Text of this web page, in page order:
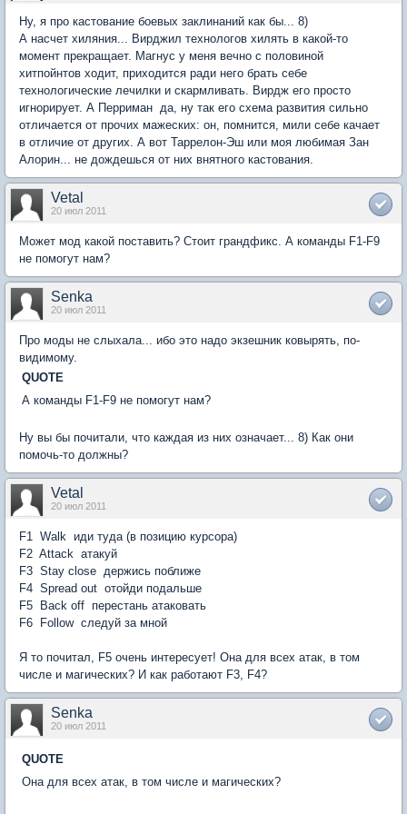
Ну, я про кастование боевых заклинаний как бы... 8)
А насчет хиляния... Вирджил технологов хилять в какой-то
момент прекращает. Магнус у меня вечно с половиной
хитпойнтов ходит, приходится ради него брать себе
технологические лечилки и скармливать. Вирдж его просто
игнорирует. А Перриман  да, ну так его схема развития сильно
отличается от прочих мажеских: он, помнится, мили себе качает
в отличие от других. А вот Таррелон-Эш или моя любимая Зан
Алорин... не дождешься от них внятного кастования.
Vetal
20 июл 2011
Может мод какой поставить? Стоит грандфикс. А команды F1-F9
не помогут нам?
Senka
20 июл 2011
Про моды не слыхала... ибо это надо экзешник ковырять, по-
видимому.
QUOTE
А команды F1-F9 не помогут нам?
Ну вы бы почитали, что каждая из них означает... 8) Как они
помочь-то должны?
Vetal
20 июл 2011
F1  Walk  иди туда (в позицию курсора)
F2  Attack  атакуй
F3  Stay close  держись поближе
F4  Spread out  отойди подальше
F5  Back off  перестань атаковать
F6  Follow  следуй за мной
Я то почитал, F5 очень интересует! Она для всех атак, в том
числе и магических? И как работают F3, F4?
Senka
20 июл 2011
QUOTE
Она для всех атак, в том числе и магических?